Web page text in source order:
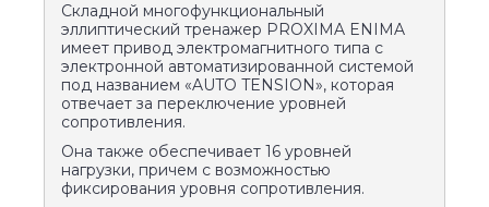
Складной многофункциональный
эллиптический тренажер PROXIMA ENIMA
имеет привод электромагнитного типа с
электронной автоматизированной системой
под названием «AUTO TENSION», которая
отвечает за переключение уровней
сопротивления.
Она также обеспечивает 16 уровней
нагрузки, причем с возможностью
фиксирования уровня сопротивления.